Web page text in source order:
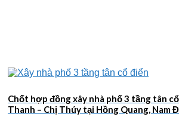
Chốt hợp đồng xây nhà phố 3 tầng tân
Thanh – Chị Thúy tại Hồng Quang, Nam